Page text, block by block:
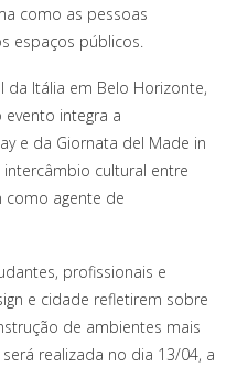
como as pessoas
espaços públicos.
da Itália em Belo Horizonte,
evento integra a
e da Giornata del Made in
cultural entre
como agente de
profissionais e
e cidade refletirem sobre
de ambientes mais
realizada no dia 13/04, a